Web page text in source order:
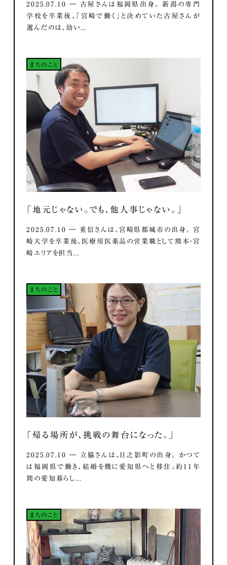
2025.07.10 ― 古屋さんは福岡県出身。 新潟の専門
学校を卒業後、「宮崎で働く」と決めていた古屋さんが
選んだのは、幼い...
まちのこと
「地元じゃない。でも、他人事じゃない。」
2025.07.10 ― 重信さんは、宮崎県都城市の出身。 宮
崎大学を卒業後、医療用医薬品の営業職として熊本・宮
崎エリアを担当...
まちのこと
「帰る場所が、挑戦の舞台になった。」
2025.07.10 ― 立脇さんは、日之影町の出身。 かつて
は福岡県で働き、結婚を機に愛知県へと移住。約11年
間の愛知暮らし...
まちのこと